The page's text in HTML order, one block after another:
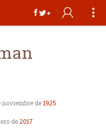
noviembre de1925
de2017